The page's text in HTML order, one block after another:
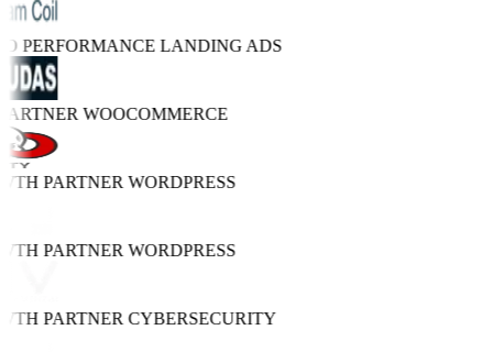
PERFORMANCELANDING ADS
WOOCOMMERCE
PARTNERWORDPRESS
PARTNERWORDPRESS
PARTNERCYBERSECURITY